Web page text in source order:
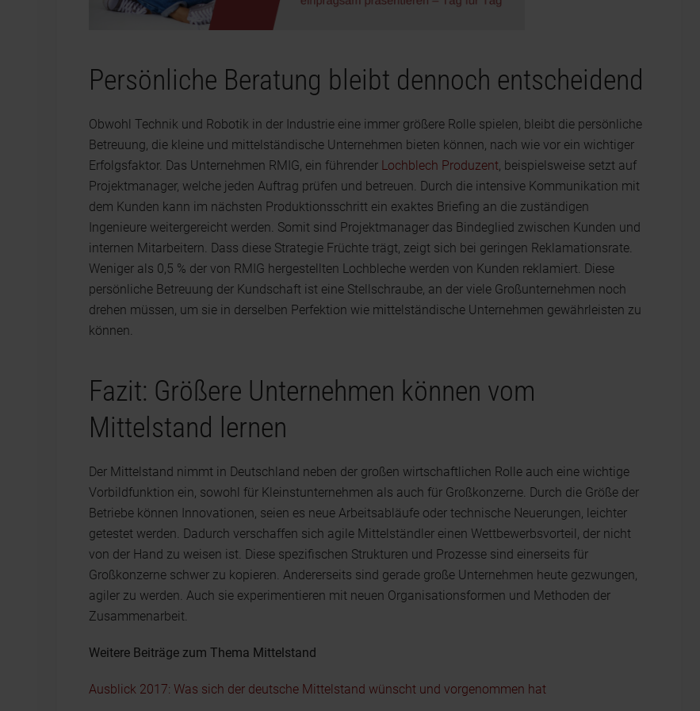
Persönliche Beratung bleibt dennoch entscheidend
Obwohl Technik und Robotik in der Industrie eine immer größere Rolle spielen, bleibt die persönliche
Betreuung, die kleine und mittelständische Unternehmen bieten können, nach wie vor ein wichtiger
Erfolgsfaktor. Das Unternehmen RMIG, ein führender Lochblech Produzent , beispielsweise setzt auf
Projektmanager, welche jeden Auftrag prüfen und betreuen. Durch die intensive Kommunikation mit
dem Kunden kann im nächsten Produktionsschritt ein exaktes Briefing an die zuständigen
Ingenieure weitergereicht werden. Somit sind Projektmanager das Bindeglied zwischen Kunden und
internen Mitarbeitern. Dass diese Strategie Früchte trägt, zeigt sich bei geringen Reklamationsrate.
Weniger als 0,5 % der von RMIG hergestellten Lochbleche werden von Kunden reklamiert. Diese
persönliche Betreuung der Kundschaft ist eine Stellschraube, an der viele Großunternehmen noch
drehen müssen, um sie in derselben Perfektion wie mittelständische Unternehmen gewährleisten zu
können.
Fazit: Größere Unternehmen können vom
Mittelstand lernen
Der Mittelstand nimmt in Deutschland neben der großen wirtschaftlichen Rolle auch eine wichtige
Vorbildfunktion ein, sowohl für Kleinstunternehmen als auch für Großkonzerne. Durch die Größe der
Betriebe können Innovationen, seien es neue Arbeitsabläufe oder technische Neuerungen, leichter
getestet werden. Dadurch verschaffen sich agile Mittelständler einen Wettbewerbsvorteil, der nicht
von der Hand zu weisen ist. Diese spezifischen Strukturen und Prozesse sind einerseits für
Großkonzerne schwer zu kopieren. Andererseits sind gerade große Unternehmen heute gezwungen,
agiler zu werden. Auch sie experimentieren mit neuen Organisationsformen und Methoden der
Zusammenarbeit.
Weitere Beiträge zum Thema Mittelstand
Ausblick 2017: Was sich der deutsche Mittelstand wünscht und vorgenommen hat